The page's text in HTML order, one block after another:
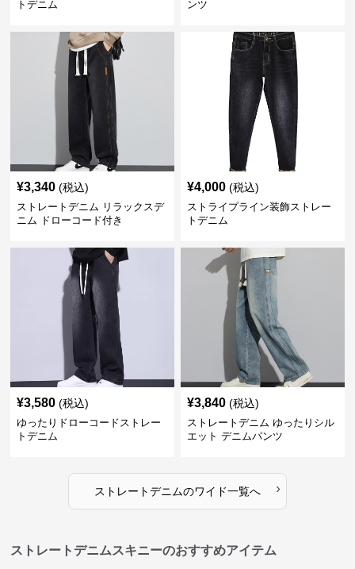
トデニム
ンツ
¥3,340 (税込)
ストレートデニム リラックスデ
ニム ドローコード付き
¥4,000 (税込)
ストライプライン装飾ストレー
トデニム
¥3,580 (税込)
ゆったりドローコードストレー
トデニム
¥3,840 (税込)
ストレートデニム ゆったりシル
エット デニムパンツ
ストレートデニムのワイド一覧へ ›
ストレートデニムスキニーのおすすめアイテム